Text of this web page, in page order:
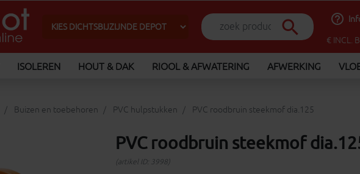
search help_outline
€ INCL.
ISOLEREN HOUT & DAK RIOOL & AFWATERING AFWERKING
Buizen en toebehoren PVC hulpstukken PVC roodbruin steekmof dia.125
PVC roodbruin steekmof
(artikel ID: 3998)